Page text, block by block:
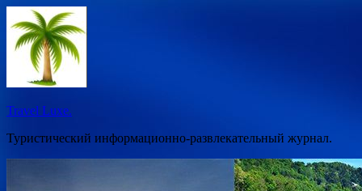
Перейти
к
содержимому
Travel Luxe.
Туристический информационно-развлекательный журнал.